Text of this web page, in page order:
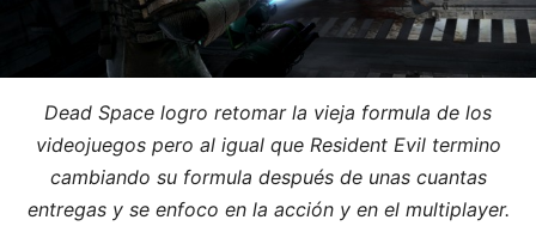
Dead Space logro retomar la vieja formula de los
videojuegos pero al igual que Resident Evil termino
cambiando su formula después de unas cuantas
entregas y se enfoco en la acción y en el multiplayer.